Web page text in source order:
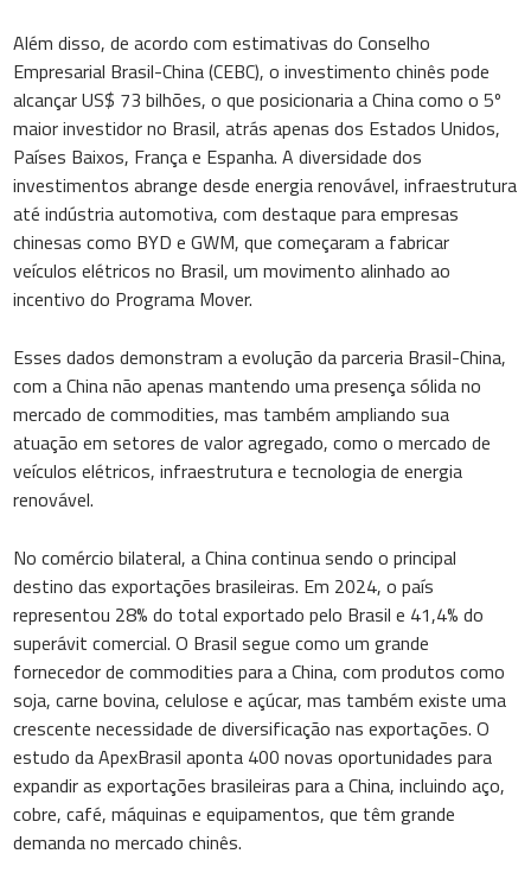
Além disso, de acordo com estimativas do Conselho
Empresarial Brasil-China (CEBC), o investimento chinês pode
alcançar US$ 73 bilhões, o que posicionaria a China como o 5º
maior investidor no Brasil, atrás apenas dos Estados Unidos,
Países Baixos, França e Espanha. A diversidade dos
investimentos abrange desde energia renovável, infraestrutura
até indústria automotiva, com destaque para empresas
chinesas como BYD e GWM, que começaram a fabricar
veículos elétricos no Brasil, um movimento alinhado ao
incentivo do Programa Mover.
Esses dados demonstram a evolução da parceria Brasil-China,
com a China não apenas mantendo uma presença sólida no
mercado de commodities, mas também ampliando sua
atuação em setores de valor agregado, como o mercado de
veículos elétricos, infraestrutura e tecnologia de energia
renovável.
No comércio bilateral, a China continua sendo o principal
destino das exportações brasileiras. Em 2024, o país
representou 28% do total exportado pelo Brasil e 41,4% do
superávit comercial. O Brasil segue como um grande
fornecedor de commodities para a China, com produtos como
soja, carne bovina, celulose e açúcar, mas também existe uma
crescente necessidade de diversificação nas exportações. O
estudo da ApexBrasil aponta 400 novas oportunidades para
expandir as exportações brasileiras para a China, incluindo aço,
cobre, café, máquinas e equipamentos, que têm grande
demanda no mercado chinês.